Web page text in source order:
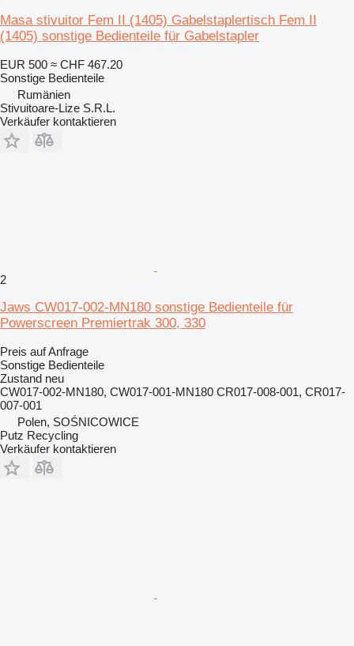
Masa stivuitor Fem II (1405) Gabelstaplertisch Fem II
(1405) sonstige Bedienteile für Gabelstapler
EUR 500 ≈ CHF 467.20
Sonstige Bedienteile
Rumänien
Stivuitoare-Lize S.R.L.
Verkäufer kontaktieren
2
Jaws CW017-002-MN180 sonstige Bedienteile für
Powerscreen Premiertrak 300, 330
Preis auf Anfrage
Sonstige Bedienteile
Zustand neu
CW017-002-MN180, CW017-001-MN180 CR017-008-001, CR017-
007-001
Polen, SOŚNICOWICE
Putz Recycling
Verkäufer kontaktieren